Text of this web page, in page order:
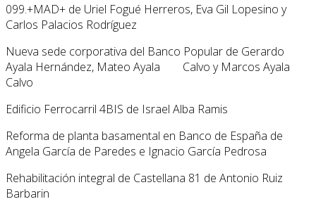
099.+MAD+ de Uriel Fogué Herreros, Eva Gil Lopesino y
Carlos Palacios Rodríguez
Nueva sede corporativa del Banco Popular de Gerardo
Ayala Hernández, Mateo Ayala Calvo y Marcos Ayala
Calvo
Edificio Ferrocarril 4BIS de Israel Alba Ramis
Reforma de planta basamental en Banco de España de
Angela García de Paredes e Ignacio García Pedrosa
Rehabilitación integral de Castellana 81 de Antonio Ruiz
Barbarin